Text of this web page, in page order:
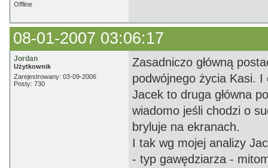
Offline
08-01-2007 03:06:17
Jordan
Użytkownik
Zarejestrowany: 03-09-2006
Posty: 730
Zasadniczo główną
podwójnego życia Kasi. I
Jacek to druga główna
wiadomo jeśli chodzi o
bryluje na ekranach.
I tak wg mojej analizy
- typ gawędziarza -